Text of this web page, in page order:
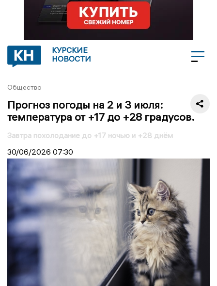
КУРСКИЕ
НОВОСТИ
Общество
Прогноз погоды на 2 и 3 июля:
температура от +17 до +28 градусов.
Завтра похолодание до +17 ночью и +28 днём
30/06/2026 07:30